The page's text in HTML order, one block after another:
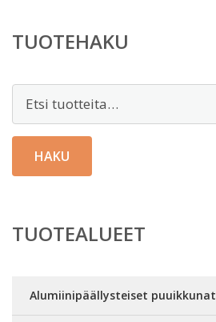
TUOTEHAKU
Etsi:
HAKU
TUOTEALUEET
Alumiinipäällysteiset puuikkunat